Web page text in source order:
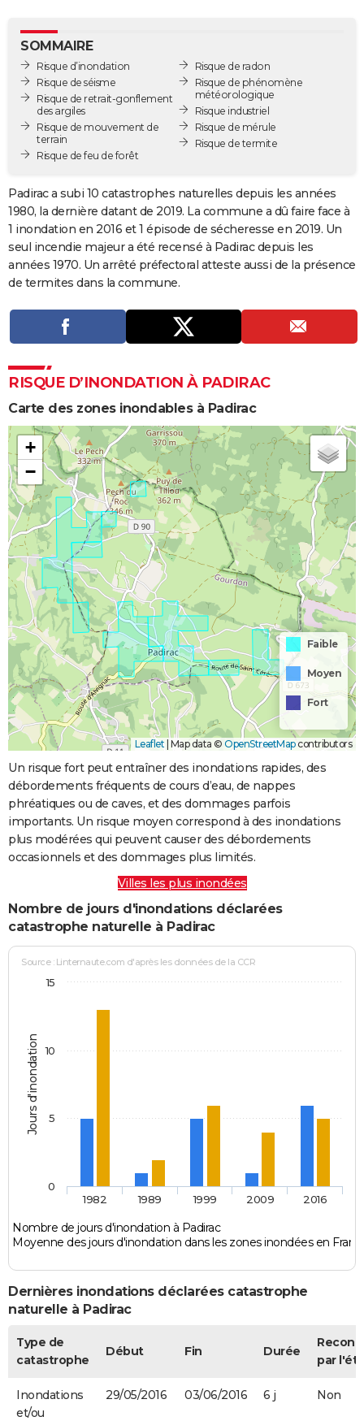
GUIDES D'ACHAT
BONS PLANS
CARTE DE VOEUX
Carte de Noël
Carte Bonne année
Carte Saint-Valentin
Carte Pâques
Carte d'anniversaire
DICTIONNAIRE
COPAINS D'AVANT
S'inscrire
Se connecter
Lycées
Collèges
Primaires
Universités
Entreprises
Service militaire
Avis de recherche
AVIS DE DÉCÈS
FORUM
Bricolage
Lifestyle
Culture
Sport
Auto
Television
Voyage
Cinema
SOMMAIRE
Risque d’inondation
Risque de séisme
Risque de retrait-gonflement
des argiles
Risque de mouvement de
terrain
Risque de feu de forêt
Risque de radon
Risque de phénomène
météorologique
Risque industriel
Risque de mérule
Risque de termite
Padirac a subi 10 catastrophes naturelles depuis les années
1980, la dernière datant de 2019. La commune a dû faire face à
1 inondation en 2016 et 1 épisode de sécheresse en 2019. Un
seul incendie majeur a été recensé à Padirac depuis les
années 1970. Un arrêté préfectoral atteste aussi de la présence
de termites dans la commune.
RISQUE D’INONDATION À PADIRAC
Carte des zones inondables à Padirac
+
−
Faible
Moyen
Fort
Leaflet | Map data © OpenStreetMapcontributors
Un risque fort peut entraîner des inondations rapides, des
débordements fréquents de cours d’eau, de nappes
phréatiques ou de caves, et des dommages parfois
importants. Un risque moyen correspond à des inondations
plus modérées qui peuvent causer des débordements
occasionnels et des dommages plus limités.
Villes les plus inondées
Nombre de jours d'inondations déclarées
catastrophe naturelle à Padirac
Jours d'inondation
Source : Linternaute.com d'après les données de la CCR
Nombre de jours d'inondation à Padirac
Moyenne des jours d'inondation dans les zones inondées en
1982 1989 1999 2009 2016
0
5
10
15
Dernières inondations déclarées catastrophe
naturelle à Padirac
Type de
catastrophe
Début Fin Durée
par
Inondations
et/ou
29/05/2016 03/06/2016 6 j Non